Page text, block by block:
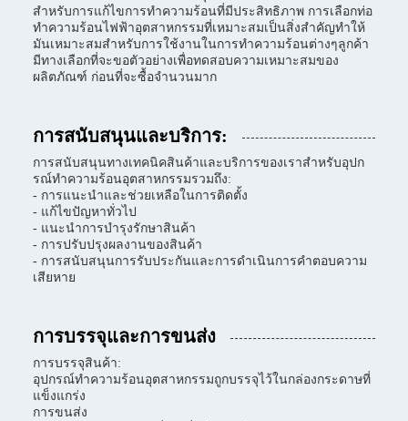
สําหรับการแก้ไขการทําความร้อนที่มีประสิทธิภาพ การเลือกท่อ
ทําความร้อนไฟฟ้าอุตสาหกรรมที่เหมาะสมเป็นสิ่งสําคัญทําให้
มันเหมาะสมสําหรับการใช้งานในการทําความร้อนต่างๆลูกค้า
มีทางเลือกที่จะขอตัวอย่างเพื่อทดสอบความเหมาะสมของ
ผลิตภัณฑ์ ก่อนที่จะซื้อจํานวนมาก
การสนับสนุนและบริการ:
การสนับสนุนทางเทคนิคสินค้าและบริการของเราสําหรับอุปก
รณ์ทําความร้อนอุตสาหกรรมรวมถึง:
- การแนะนําและช่วยเหลือในการติดตั้ง
- แก้ไขปัญหาทั่วไป
- แนะนําการบํารุงรักษาสินค้า
- การปรับปรุงผลงานของสินค้า
- การสนับสนุนการรับประกันและการดําเนินการคําตอบความ
เสียหาย
การบรรจุและการขนส่ง
การบรรจุสินค้า:
อุปกรณ์ทําความร้อนอุตสาหกรรมถูกบรรจุไว้ในกล่องกระดาษที่
แข็งแกร่ง
การขนส่ง